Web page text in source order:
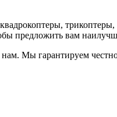
предложить вам
Мы гарантируем